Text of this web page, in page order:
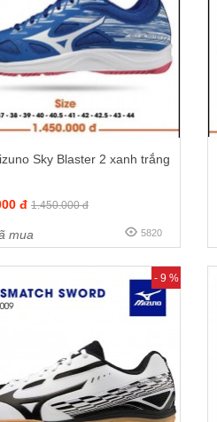
Sky Blaster 2 xanh trắng
đ 1.450.000 đ
mua 5820
- 9 %